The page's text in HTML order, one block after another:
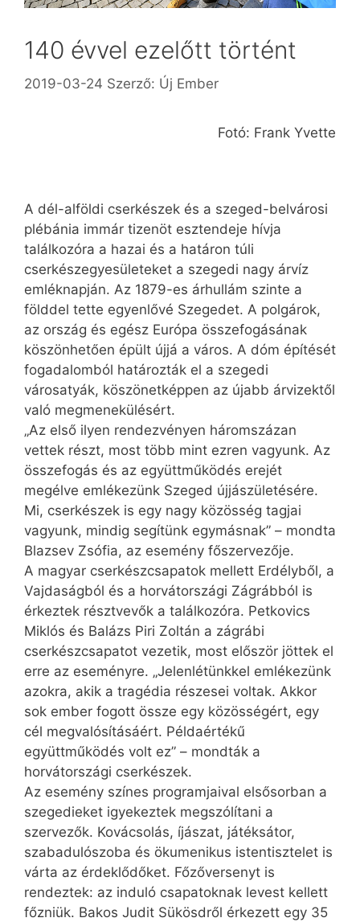
140 évvel ezelőtt történt
2019-03-24 Szerző: Új Ember
Fotó: Frank Yvette
A dél-alföldi cserkészek és a szeged-belvárosi
plébánia immár tizenöt esztendeje hívja
találkozóra a hazai és a határon túli
cserkészegyesületeket a szegedi nagy árvíz
emléknapján. Az 1879-es árhullám szinte a
földdel tette egyenlővé Szegedet. A polgárok,
az ország és egész Európa összefogásának
köszönhetően épült újjá a város. A dóm építését
fogadalomból határozták el a szegedi
városatyák, köszönetképpen az újabb árvizektől
való megmenekülésért.
„Az első ilyen rendezvényen háromszázan
vettek részt, most több mint ezren vagyunk. Az
összefogás és az együttműködés erejét
megélve emlékezünk Szeged újjászületésére.
Mi, cserkészek is egy nagy közösség tagjai
vagyunk, mindig segítünk egymásnak” – mondta
Blazsev Zsófia, az esemény főszervezője.
A magyar cserkészcsapa­tok mellett Erdélyből, a
Vajdaságból és a horvátországi Zágrábból is
érkeztek résztvevők a találkozóra. Petkovics
Miklós és Balázs Piri Zoltán a zágrábi
cserkészcsapatot vezetik, most először jöttek el
erre az eseményre. „Jelenlétünkkel emlékezünk
azokra, akik a tragédia részesei voltak. Akkor
sok ember fogott össze egy közösségért, egy
cél megvalósításáért. Példa­értékű
együttműködés volt ez” – mondták a
horvátországi cserkészek.
Az esemény színes programjaival elsősorban a
szegedieket igyekeztek megszólítani a
szervezők. Kovácsolás, íjászat, játéksátor,
szabadulószoba és ökumenikus istentisztelet is
várta az érdeklődőket. Főzőversenyt is
rendeztek: az induló csapatoknak levest kellett
főzniük. Bakos Judit Sükösdről érkezett egy 35